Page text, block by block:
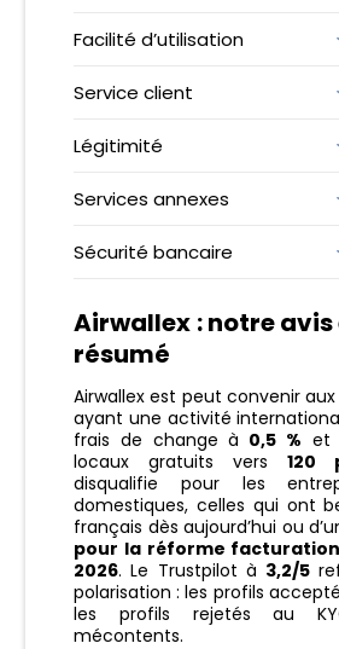
Facilité d’utilisation
Service client
Légitimité
Services annexes
Sécurité bancaire
Airwallex : notre avis
résumé
Airwallex est peut convenir aux
ayant une activité
frais de change à 0,5 % et
locaux gratuits vers 120
disqualifie pour les
domestiques, celles qui ont
français dès aujourd’hui ou
pour la réforme
2026. Le Trustpilot à 3,2/5
polarisation : les profils
les profils rejetés au
mécontents.